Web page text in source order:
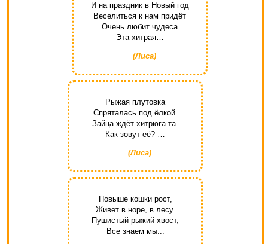
И на праздник в Новый год
Веселиться к нам придёт
Очень любит чудеса
Эта хитрая…
(Лиса)
Рыжая плутовка
Спряталась под ёлкой.
Зайца ждёт хитрюга та.
Как зовут её? …
(Лиса)
Повыше кошки рост,
Живет в норе, в лесу.
Пушистый рыжий хвост,
Все знаем мы...